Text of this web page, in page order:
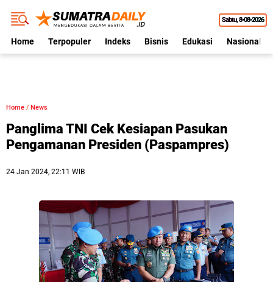
Sabtu 8•08•2026
Home Terpopuler Indeks Bisnis Edukasi Nasional
Home / News
Panglima TNI Cek Kesiapan Pasukan
Pengamanan Presiden (Paspampres)
24 Jan 2024, 22:11 WIB